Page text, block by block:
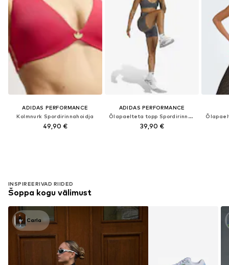
ADIDAS PERFORMANCE
Kolmnurk Spordirinnahoidja
49,90 €
ADIDAS PERFORMANCE
Õlapaelteta topp Spordirinnahoidja 'OPT ESS'
39,90 €
INSPIREERIVAD RIIDED
Šoppa kogu välimust
Carla